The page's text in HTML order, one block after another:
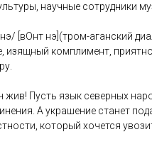
научные сотрудники
[вОнт нэ](тром-аганский
изящный комплимент,
жив! Пусть язык северных
А украшение станет
который хочется